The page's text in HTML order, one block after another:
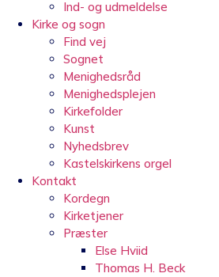
Ind- og udmeldelse
Kirke og sogn
Find vej
Sognet
Menighedsråd
Menighedsplejen
Kirkefolder
Kunst
Nyhedsbrev
Kastelskirkens orgel
Kontakt
Kordegn
Kirketjener
Præster
Else Hviid
Thomas H. Beck